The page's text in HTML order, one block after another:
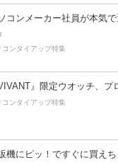
コンメーカー社員が本気
コンタイアップ特集
VIVANT』限定ウオッチ、
コンタイアップ特集
機にピッ！ですぐに買えち